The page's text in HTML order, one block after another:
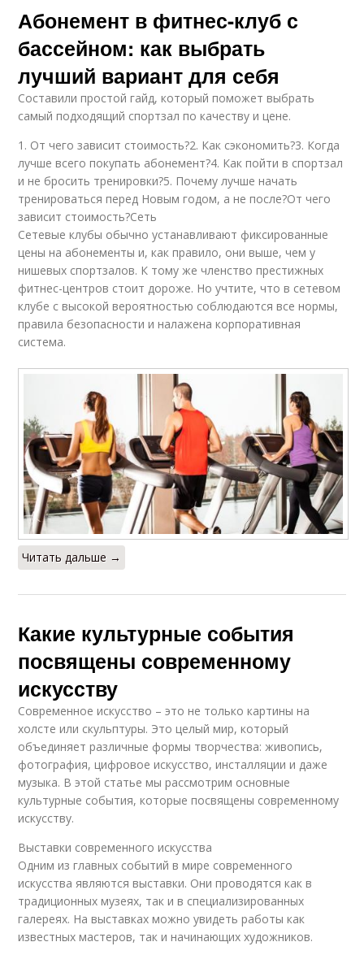
Абонемент в фитнес-клуб с
бассейном: как выбрать
лучший вариант для себя
Составили простой гайд, который поможет выбрать
самый подходящий спортзал по качеству и цене.
1. От чего зависит стоимость?2. Как сэкономить?3. Когда
лучше всего покупать абонемент?4. Как пойти в спортзал
и не бросить тренировки?5. Почему лучше начать
тренироваться перед Новым годом, а не после?От чего
зависит стоимость?Сеть
Сетевые клубы обычно устанавливают фиксированные
цены на абонементы и, как правило, они выше, чем у
нишевых спортзалов. К тому же членство престижных
фитнес-центров стоит дороже. Но учтите, что в сетевом
клубе с высокой вероятностью соблюдаются все нормы,
правила безопасности и налажена корпоративная
система.
Читать дальше →
Какие культурные события
посвящены современному
искусству
Современное искусство – это не только картины на
холсте или скульптуры. Это целый мир, который
объединяет различные формы творчества: живопись,
фотография, цифровое искусство, инсталляции и даже
музыка. В этой статье мы рассмотрим основные
культурные события, которые посвящены современному
искусству.
Выставки современного искусства
Одним из главных событий в мире современного
искусства являются выставки. Они проводятся как в
традиционных музеях, так и в специализированных
галереях. На выставках можно увидеть работы как
известных мастеров, так и начинающих художников.